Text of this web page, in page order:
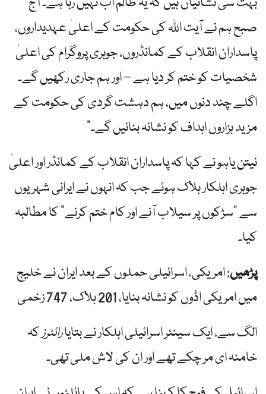
صبح ہم نے آیت اللہ کی حکومت کے اعلیٰ عہدیداروں،
پاسداران انقلاب کے کمانڈروں، جوہری پروگرام کی اعلیٰ
شخصیات کو ختم کر دیا ہے – اور ہم جاری رکھیں گے۔
اگلے چند دنوں میں، ہم دہشت گردی کی حکومت کے
مزید ہزاروں اہداف کو نشانہ بنائیں گے۔”
نیتن یاہو نے کہا کہ پاسداران انقلاب کے کمانڈر اور اعلیٰ
جوہری اہلکار ہلاک ہوئے جب کہ انہوں نے ایرانی شہریوں
سے "سڑکوں پر سیلاب آنے اور کام ختم کرنے” کا مطالبہ
کیا۔
پڑھیں: امریکی، اسرائیلی حملوں کے بعد ایران نے خلیج
میں امریکی اڈوں کو نشانہ بنایا، 201 ہلاک، 747 زخمی
الگ سے، ایک سینئر اسرائیلی اہلکار نے بتایارائٹرزکہ
خامنہ ای مر چکے تھے اور ان کی لاش ملی تھی۔